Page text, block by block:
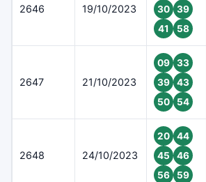
2646 19/10/2023
30
39
41
58
2647 21/10/2023
09
33
39
43
50
54
2648 24/10/2023
20
44
45
46
56
59